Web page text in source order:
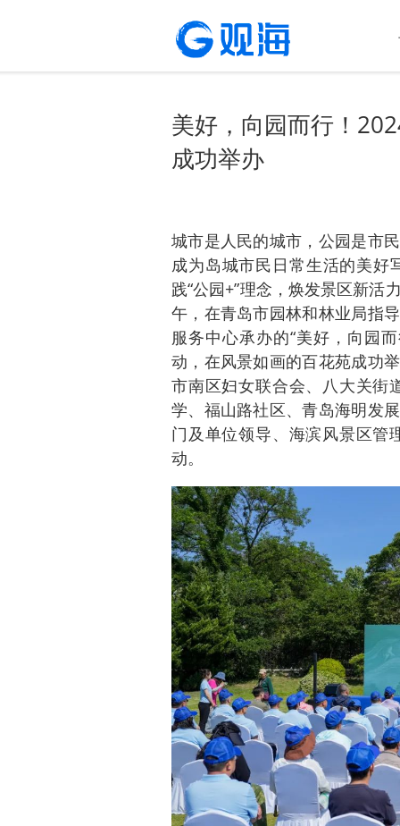
美好，向园而行！
成功举办
城市是人民的城市，公园是市
成为岛城市民日常生活的美好
践“公园+”理念，焕发景区新活
午，在青岛市园林和林业局指
服务中心承办的“美好，向园
动，在风景如画的百花苑成功
市南区妇女联合会、八大关街
学、福山路社区、青岛海明发
门及单位领导、海滨风景区管
动。